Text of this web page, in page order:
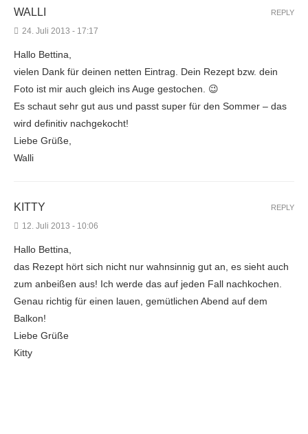
WALLI
24. Juli 2013 - 17:17
Hallo Bettina,
vielen Dank für deinen netten Eintrag. Dein Rezept bzw. dein
Foto ist mir auch gleich ins Auge gestochen. 😉
Es schaut sehr gut aus und passt super für den Sommer – das
wird definitiv nachgekocht!
Liebe Grüße,
Walli
REPLY
KITTY
12. Juli 2013 - 10:06
Hallo Bettina,
das Rezept hört sich nicht nur wahnsinnig gut an, es sieht auch
zum anbeißen aus! Ich werde das auf jeden Fall nachkochen.
Genau richtig für einen lauen, gemütlichen Abend auf dem
Balkon!
Liebe Grüße
Kitty
REPLY